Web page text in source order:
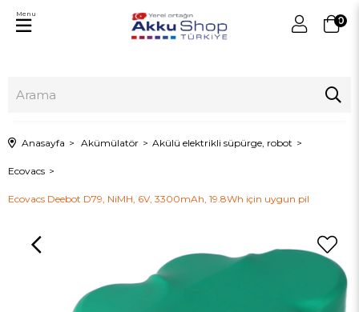
0
Menu
Anasayfa Akümülatör Akülü elektrikli süpürge, robot
Ecovacs
Ecovacs Deebot D79, NiMH, 6V, 3300mAh, 19.8Wh için uygun pil